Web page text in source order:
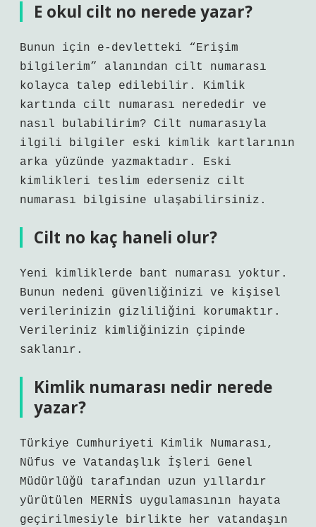
E okul cilt no nerede yazar?
Bunun için e-devletteki “Erişim
bilgilerim” alanından cilt numarası
kolayca talep edilebilir. Kimlik
kartında cilt numarası nerededir ve
nasıl bulabilirim? Cilt numarasıyla
ilgili bilgiler eski kimlik kartlarının
arka yüzünde yazmaktadır. Eski
kimlikleri teslim ederseniz cilt
numarası bilgisine ulaşabilirsiniz.
Cilt no kaç haneli olur?
Yeni kimliklerde bant numarası yoktur.
Bunun nedeni güvenliğinizi ve kişisel
verilerinizin gizliliğini korumaktır.
Verileriniz kimliğinizin çipinde
saklanır.
Kimlik numarası nedir nerede
yazar?
Türkiye Cumhuriyeti Kimlik Numarası,
Nüfus ve Vatandaşlık İşleri Genel
Müdürlüğü tarafından uzun yıllardır
yürütülen MERNİS uygulamasının hayata
geçirilmesiyle birlikte her vatandaşın